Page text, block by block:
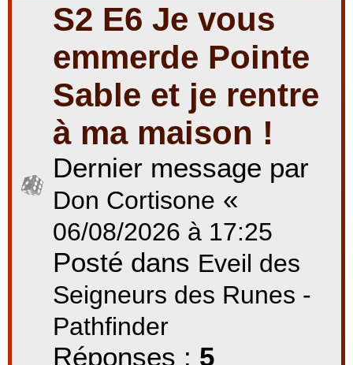
S2 E6 Je vous
emmerde Pointe
Sable et je rentre
à ma maison !
Dernier message par
Don Cortisone «
06/08/2026 à 17:25
Posté dans Eveil des
Seigneurs des Runes -
Pathfinder
Réponses : 5